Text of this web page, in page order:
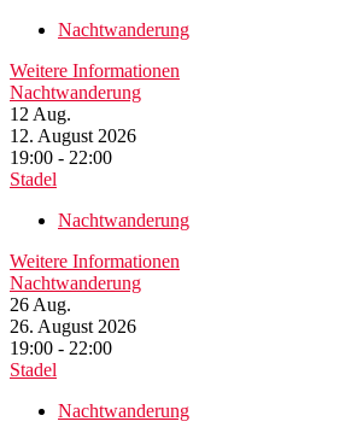
Nachtwanderung
Weitere Informationen
Nachtwanderung
12 Aug.
12. August 2026
19:00 - 22:00
Stadel
Nachtwanderung
Weitere Informationen
Nachtwanderung
26 Aug.
26. August 2026
19:00 - 22:00
Stadel
Nachtwanderung